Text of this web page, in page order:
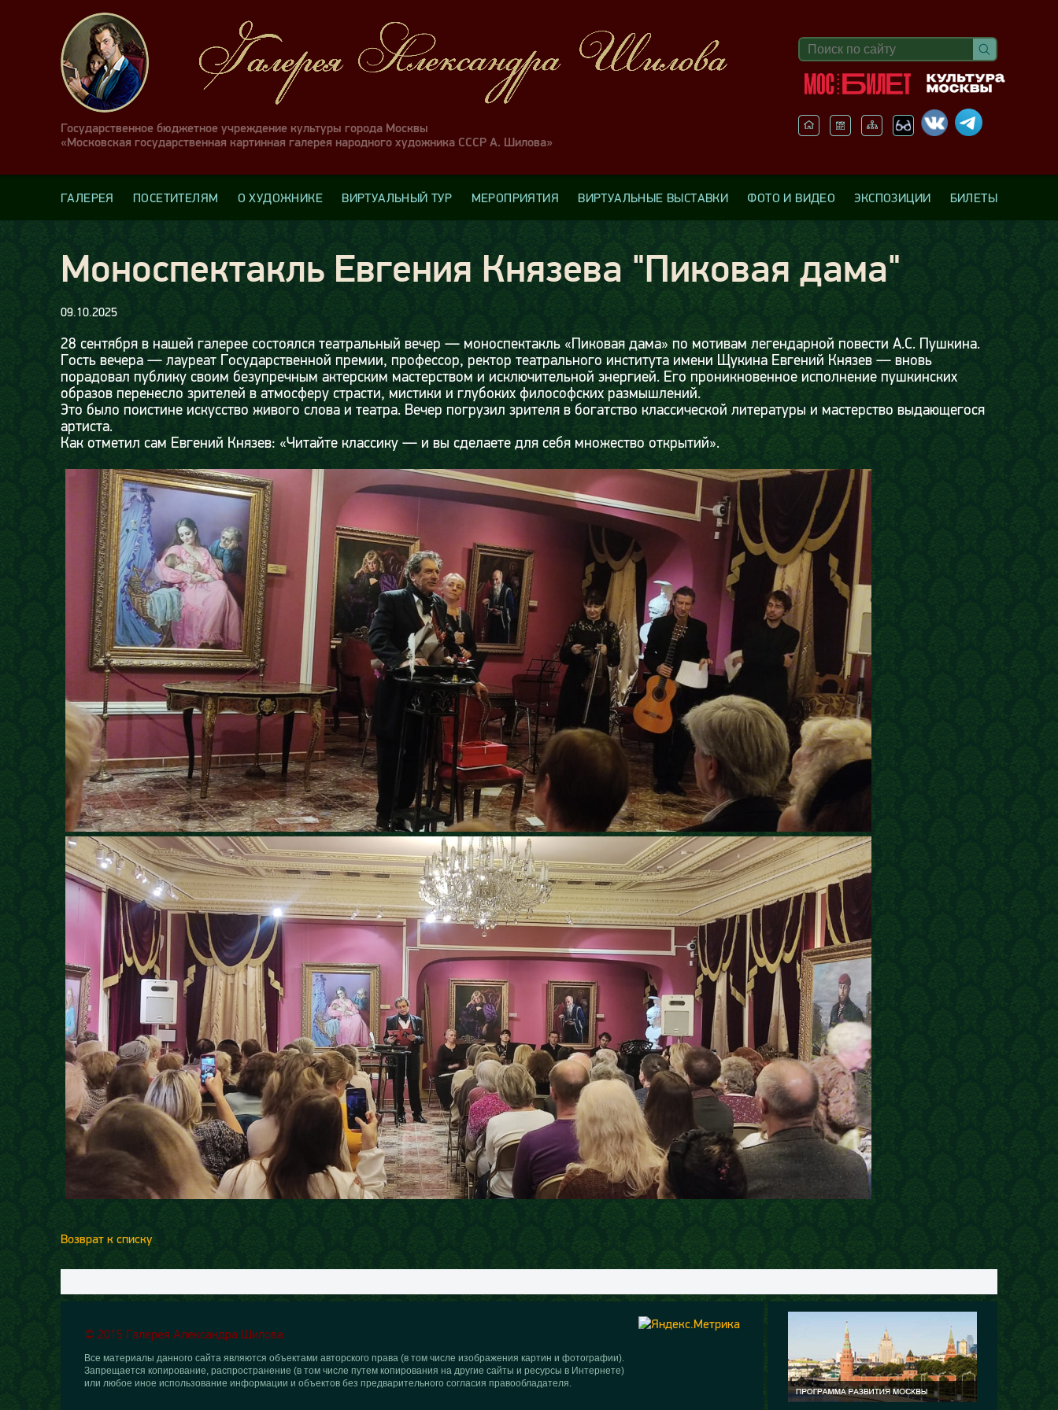
Государственное бюджетное учреждение культуры города Москвы
«Московская государственная картинная галерея народного художника СССР А. Шилова»
ГАЛЕРЕЯ ПОСЕТИТЕЛЯМ О ХУДОЖНИКЕ ВИРТУАЛЬНЫЙ ТУР МЕРОПРИЯТИЯ ВИРТУАЛЬНЫЕ ВЫСТАВКИ ФОТО И ВИДЕО ЭКСПОЗИЦИИ БИЛЕТЫ
Моноспектакль Евгения Князева "Пиковая дама"
09.10.2025
28 сентября в нашей галерее состоялся театральный вечер — моноспектакль «Пиковая дама» по мотивам легендарной повести А.С. Пушкина.
Гость вечера — лауреат Государственной премии, профессор, ректор театрального института имени Щукина Евгений Князев — вновь
порадовал публику своим безупречным актерским мастерством и исключительной энергией. Его проникновенное исполнение пушкинских
образов перенесло зрителей в атмосферу страсти, мистики и глубоких философских размышлений.
Это было поистине искусство живого слова и театра. Вечер погрузил зрителя в богатство классической литературы и мастерство выдающегося
артиста.
Как отметил сам Евгений Князев: «Читайте классику — и вы сделаете для себя множество открытий».
Возврат к списку
© 2015 Галерея Александра Шилова
Все материалы данного сайта являются объектами авторского права (в том числе изображения картин и фотографии).
Запрещается копирование, распространение (в том числе путем копирования на другие сайты и ресурсы в Интернете)
или любое иное использование информации и объектов без предварительного согласия правообладателя.